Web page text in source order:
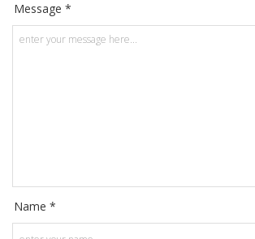
Message *
Name *